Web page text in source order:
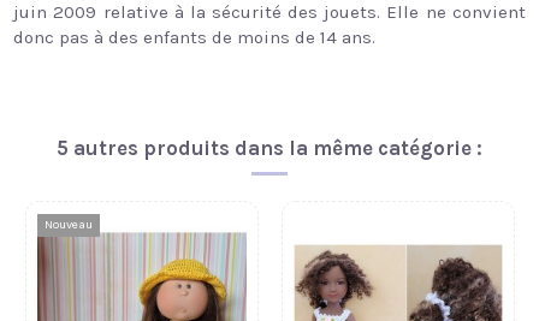
juin 2009 relative à la sécurité des jouets. Elle ne convient
donc pas à des enfants de moins de 14 ans.
5 autres produits dans la même catégorie :
Nouveau